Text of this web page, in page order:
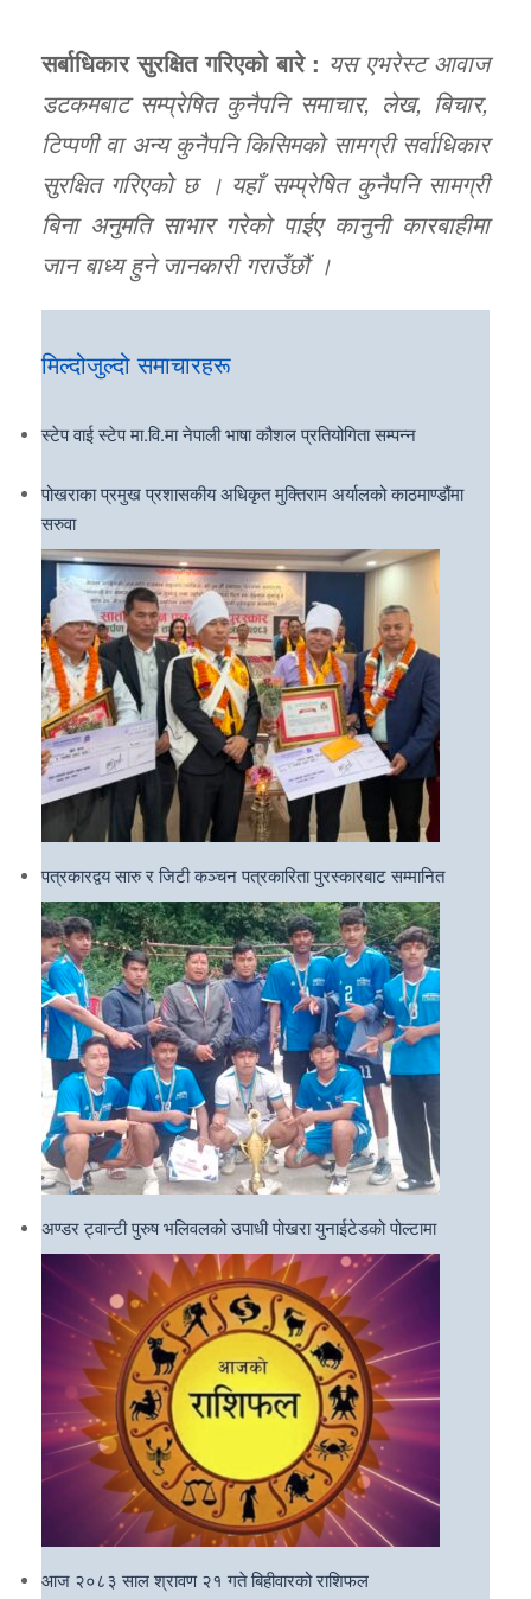
सर्बाधिकार सुरक्षित गरिएको बारे : यस एभरेस्ट आवाज
डटकमबाट सम्प्रेषित कुनैपनि समाचार, लेख, बिचार,
टिप्पणी वा अन्य कुनैपनि किसिमको सामग्री सर्वाधिकार
सुरक्षित गरिएको छ । यहाँ सम्प्रेषित कुनैपनि सामग्री
बिना अनुमति साभार गरेको पाईए कानुनी कारबाहीमा
जान बाध्य हुने जानकारी गराउँछौं ।
मिल्दोजुल्दो समाचारहरू
स्टेप वाई स्टेप मा.वि.मा नेपाली भाषा कौशल प्रतियोगिता सम्पन्न
पोखराका प्रमुख प्रशासकीय अधिकृत मुक्तिराम अर्यालको काठमाण्डौंमा
सरुवा
पत्रकारद्वय सारु र जिटी कञ्चन पत्रकारिता पुरस्कारबाट सम्मानित
अण्डर ट्वान्टी पुरुष भलिवलको उपाधी पोखरा युनाईटेडको पोल्टामा
आज २०८३ साल श्रावण २१ गते बिहीवारको राशिफल